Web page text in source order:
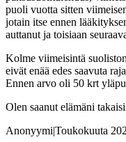
puoli vuotta sitten
jotain itse ennen
auttanut ja toisiaan
Kolme viimeisintä
eivät enää edes saavuta
Ennen arvo oli 50 krt
Olen saanut elämäni
Anonyymi|Toukokuuta